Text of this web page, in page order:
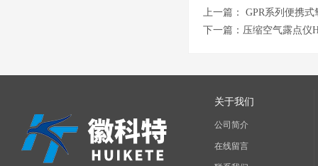
上一篇： GPR系列便携式
下一篇： 压缩空气露点仪
关于我们
公司简介
在线留言